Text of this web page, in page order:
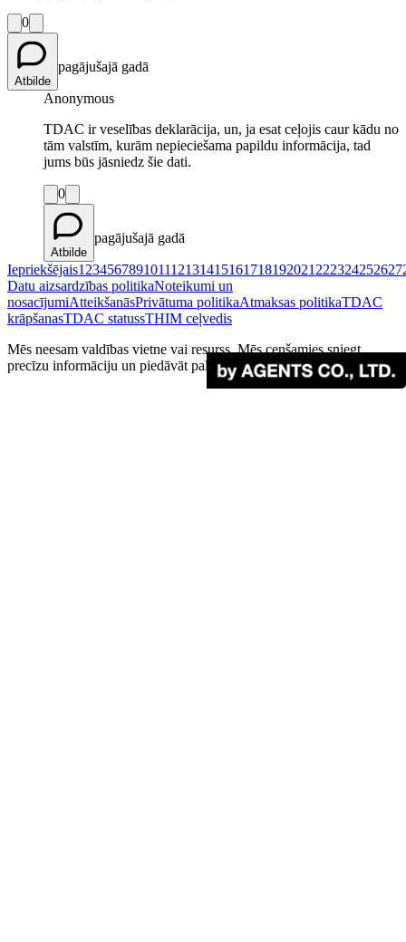
0
Atbilde
pagājušajā gadā
Anonymous
TDAC ir veselības deklarācija, un, ja esat ceļojis caur kādu no
tām valstīm, kurām nepieciešama papildu informācija, tad
jums būs jāsniedz šie dati.
0
Atbilde
pagājušajā gadā
Iepriekšējais1 23456789101112131415161718192021 222324252627
Datu aizsardzības politikaNoteikumi un
nosacījumiAtteikšanāsPrivātuma politikaAtmaksas politikaTDAC
krāpšanasTDAC statussTHIM ceļvedis
Mēs neesam valdības vietne vai resurss. Mēs cenšamies sniegt
precīzu informāciju un piedāvāt palīdzību ceļotājiem.